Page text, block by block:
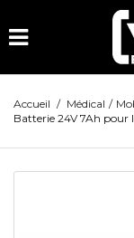
Accueil / Médical /
Batterie 24V 7Ah pour